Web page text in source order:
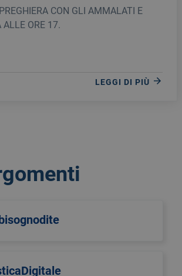
CON GLI AMMALATI E
ORE 17.
LEGGI DI PIÙ